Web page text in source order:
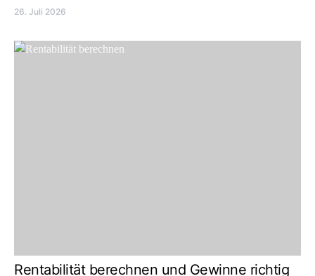
26. Juli 2026
Rentabilität berechnen und Gewinne richtig